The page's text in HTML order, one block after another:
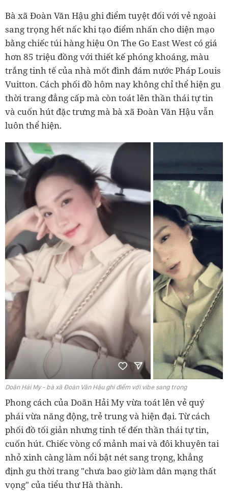
Bà xã Đoàn Văn Hậu ghi điểm tuyệt đối với vẻ ngoài
sang trọng hết nấc khi tạo điểm nhấn cho diện mạo
bằng chiếc túi hàng hiệu On The Go East West có giá
hơn 85 triệu đồng với thiết kế phóng khoáng, màu
trắng tinh tế của nhà mốt đình đám nước Pháp Louis
Vuitton. Cách phối đồ hôm nay không chỉ thể hiện gu
thời trang đẳng cấp mà còn toát lên thần thái tự tin
và cuốn hút đặc trưng mà bà xã Đoàn Văn Hậu vẫn
luôn thể hiện.
Doãn Hải My - bà xã Đoàn Văn Hậu ghi điểm với vibe sang trọng
Phong cách của Doãn Hải My vừa toát lên vẻ quý
phái vừa năng động, trẻ trung và hiện đại. Từ cách
phối đồ tối giản nhưng tinh tế đến thần thái tự tin,
cuốn hút. Chiếc vòng cổ mảnh mai và đôi khuyên tai
nhỏ xinh càng làm nổi bật nét sang trọng, khẳng
định gu thời trang "chưa bao giờ làm dân mạng thất
vọng" của tiểu thư Hà thành.